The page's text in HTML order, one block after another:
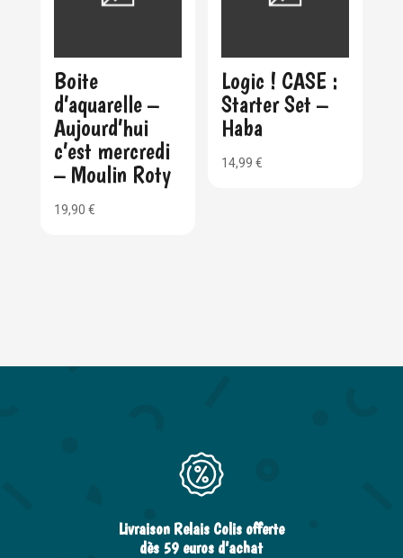
Boite
d’aquarelle –
Aujourd’hui
c’est mercredi
– Moulin Roty
19,90 €
Logic ! CASE :
Starter Set –
Haba
14,99€
Livraison Relais Colis offerte
dès 59 euros d’achat